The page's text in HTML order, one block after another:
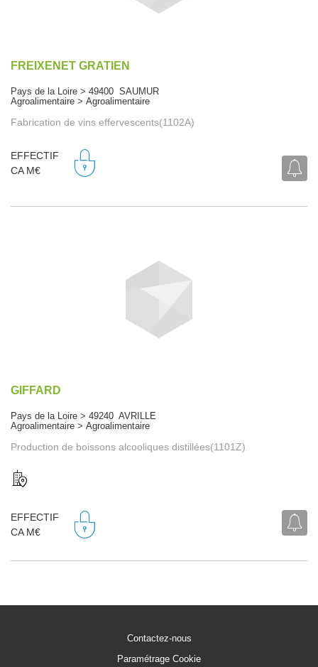
FREIXENET GRATIEN
Pays de la Loire > 49400 SAUMUR
Agroalimentaire > Agroalimentaire
Fabrication de vins effervescents(1102A)
EFFECTIF
CA M€
GIFFARD
Pays de la Loire > 49240 AVRILLE
Agroalimentaire > Agroalimentaire
Production de boissons alcooliques distillées(1101Z)
EFFECTIF
CA M€
Contactez-nous
Paramétrage Cookie